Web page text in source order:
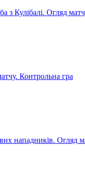
Огляд
Контрольна гра
нападників. Огляд